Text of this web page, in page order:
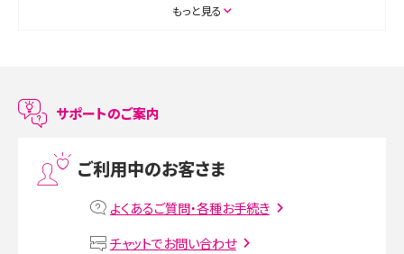
ASMRとは？初心者向けの代表ジャンルや楽しみ方を解説
LINEで友だちを削除する方法は？方法ごとの影響や復活・復元する方法も解説
MNOとは？MVNOやMVNEとの違いやメリット・デメリットを解説
VPN接続とは？仕組みや必要性、メリット・デメリット、接続方法を解説
もっと見る
サポートのご案内
ご利用中のお客さま
よくあるご質問・各種お手続き
チャットでお問い合わせ